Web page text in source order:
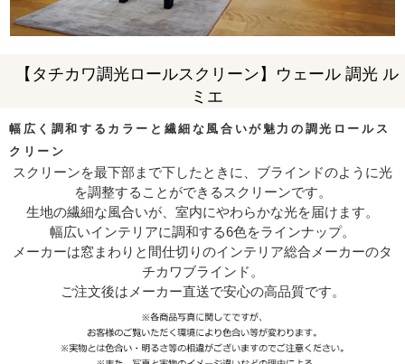
幅広く調和するカラーと繊細な風合いが魅力の調光ロールス
クリーン
【タチカワ調光ロールスクリーン】ウェール 調光 ル
ミエ
スクリーンを最下部まで下したときに、ブラインドのように光
を調整することができるスクリーンです。
生地の繊細な風合いが、室内にやわらかな光を届けます。
幅広いインテリアに調和する6色をラインナップ。
メーカーは窓まわりと間仕切りのインテリア総合メーカーのタ
チカワブラインド。
ご注文後はメーカー直送で安心の高品質です。